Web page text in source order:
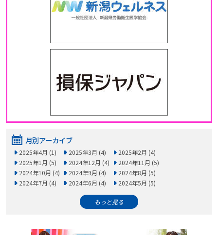
月別アーカイブ
2025年4月 (1) 2025年3月 (4)
2025年2月 (4)
2025年1月 (5)
2024年12月 (4)
2024年11月 (5)
2024年10月 (4)
2024年9月 (4)
2024年8月 (5)
2024年7月 (4)
2024年6月 (4) 2024年5月 (5)
もっと見る